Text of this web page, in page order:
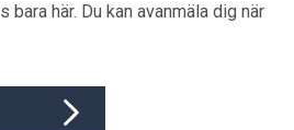
bara här. Du kan avanmäla dig när